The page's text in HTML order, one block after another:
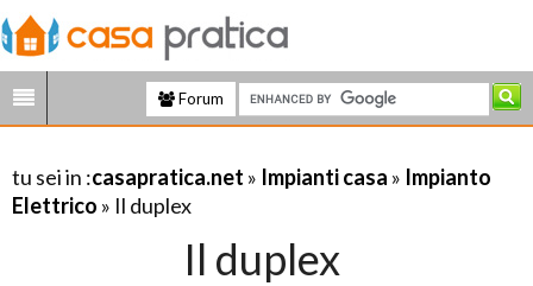
Forum
tu sei in :casapratica.net » Impianti casa » Impianto
Elettrico » Il duplex
Il duplex